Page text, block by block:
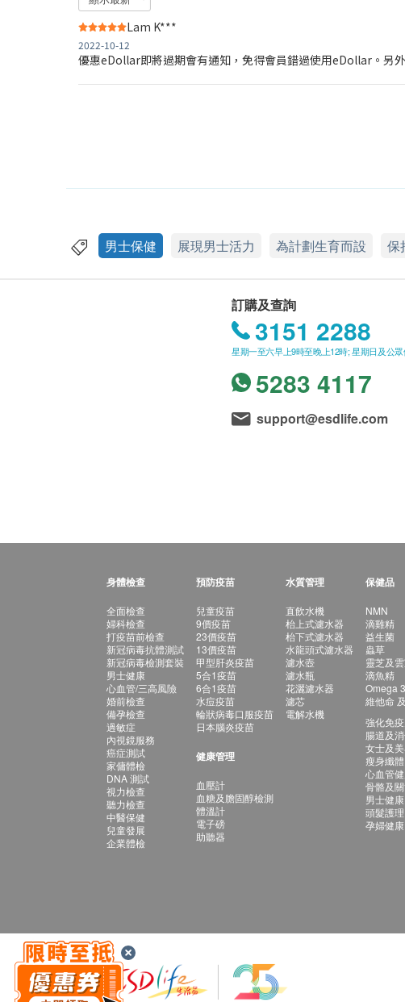
Lam K***
2022-10-12
優惠eDollar即將過期會有通知，免得會員錯過使用eDollar。另
男士保健 展現男士活力 為計劃生育而設 保
訂購及查詢
3151 2288
星期一至六早上9時至晚上12時; 星期日及公
5283 4117
support@esdlife.com
身體檢查
全面檢查
婦科檢查
打疫苗前檢查
新冠病毒抗體測試
新冠病毒檢測套裝
男士健康
心血管/三高風險
婚前檢查
備孕檢查
過敏症
內視鏡服務
癌症測試
家傭體檢
DNA 測試
視力檢查
聽力檢查
中醫保健
兒童發展
企業體檢
預防疫苗
兒童疫苗
9價疫苗
23價疫苗
13價疫苗
甲型肝炎疫苗
5合1疫苗
6合1疫苗
水痘疫苗
輪狀病毒口服疫苗
日本腦炎疫苗
健康管理
血壓計
血糖及膽固醇檢測
體溫計
電子磅
助聽器
水質管理
直飲水機
枱上式濾水器
枱下式濾水器
水龍頭式濾水器
濾水壺
濾水瓶
花灑濾水器
濾芯
電解水機
保健品
NMN
滴雞精
益生菌
蟲草
靈芝及
滴魚精
Omega 3
維他命
強化免
腸道及
女士及
瘦身纖體
心血管
骨骼及
男士健康
頭髮護理
孕婦健康